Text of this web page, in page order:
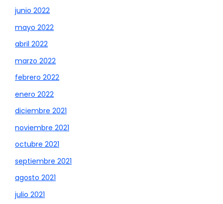
junio 2022
mayo 2022
abril 2022
marzo 2022
febrero 2022
enero 2022
diciembre 2021
noviembre 2021
octubre 2021
septiembre 2021
agosto 2021
julio 2021